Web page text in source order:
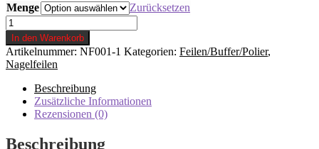
Menge
Zurücksetzen
Nagelfeilen
Breit
100/180
Menge
In den Warenkorb
Artikelnummer: NF001-1 Kategorien: Feilen/Buffer/Polier,
Nagelfeilen
Beschreibung
Zusätzliche Informationen
Rezensionen (0)
Beschreibung